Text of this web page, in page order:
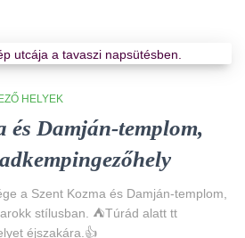
HELYEK
és Damján-templom,
a Szent Kozma és Damján-templom,
stílusban. ⛺Túrád alatt tt
éjszakára.👍